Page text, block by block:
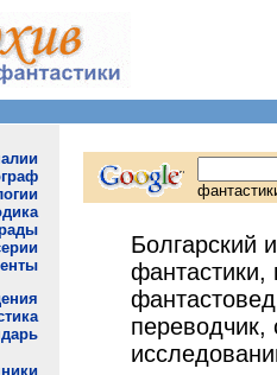
Болгарский
фантастики,
переводчик,